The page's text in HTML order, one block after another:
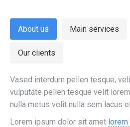
About us Main services
Our clients
Vased interdum pellen tesque,
vulputate pellen tesque velit
nulla metus velit nulla sem lacus
Lorem ipsum dolor sit amet